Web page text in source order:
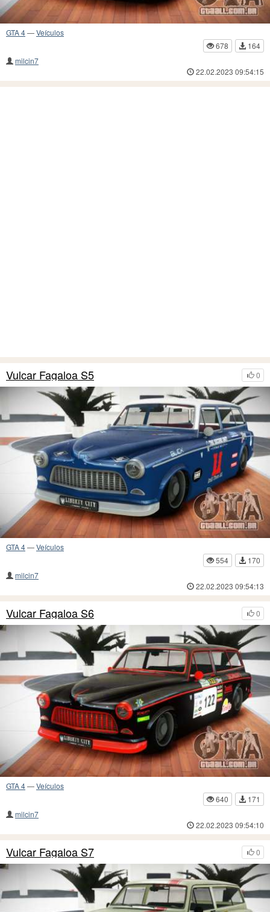
GTA 4—Veículos
678
164
milcin7
22.02.2023 09:54:15
0
Vulcar Fagaloa S5
GTA 4—Veículos
554
170
milcin7
22.02.2023 09:54:13
0
Vulcar Fagaloa S6
GTA 4—Veículos
640
171
milcin7
22.02.2023 09:54:10
0
Vulcar Fagaloa S7